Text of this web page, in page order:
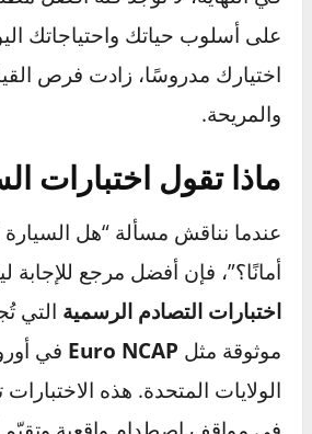
سيارات
خفيفة
– توفير أكبر في
استهلاك الوقود. –
تسارع واستجابة
أفضل. – سهولة
نصيحة: إذا كنت تقود داخل المدينة
تناسبك السيارة الخفيفة. أما إذا
لمسافات طويلة أو تحمل أمتعة
فالسيارة الثقيلة قد تكون خيارًا
واستقرارًا.